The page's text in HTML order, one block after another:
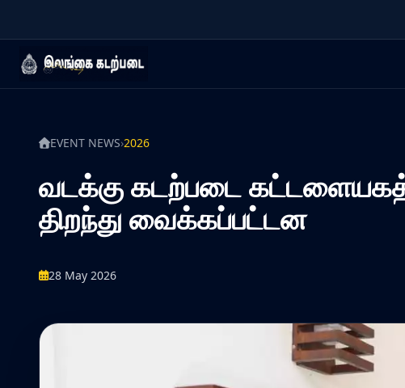
EVENT NEWS›2026
வடக்கு கடற்படை
திறந்து வைக்கப்பட்டன
28 May 2026